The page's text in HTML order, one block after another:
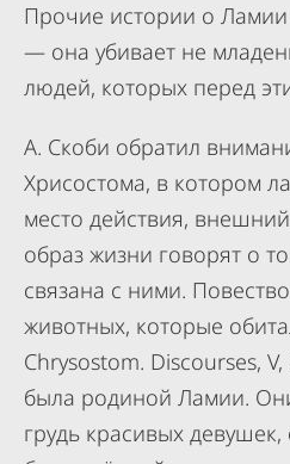
Прочие истории о
— она убивает не
людей, которых перед
А. Скоби обратил
Хрисостома, в котором
место действия,
образ жизни говорят о
связана с ними.
животных, которые
Chrysostom. Discourses,
была родиной Ламии.
грудь красивых девушек,